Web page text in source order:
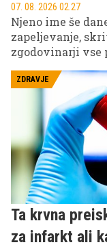
07. 08. 2026 02.27
Njeno ime še
zapeljevanje,
zgodovinarji vse
resnica precej
ZDRAVJE
Ta krvna
za infarkt ali